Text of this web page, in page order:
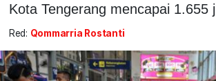
Kota Tengerang mencapai 1.655
Red: Qommarria Rostanti